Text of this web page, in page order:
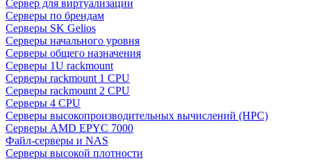
Сервер для виртуализации
Серверы по брендам
Серверы SK Gelios
Серверы начального уровня
Серверы общего назначения
Серверы 1U rackmount
Серверы rackmount 1 CPU
Серверы rackmount 2 CPU
Серверы 4 CPU
Серверы высокопроизводительных вычислений (HPC)
Серверы AMD EPYC 7000
Файл-серверы и NAS
Серверы высокой плотности